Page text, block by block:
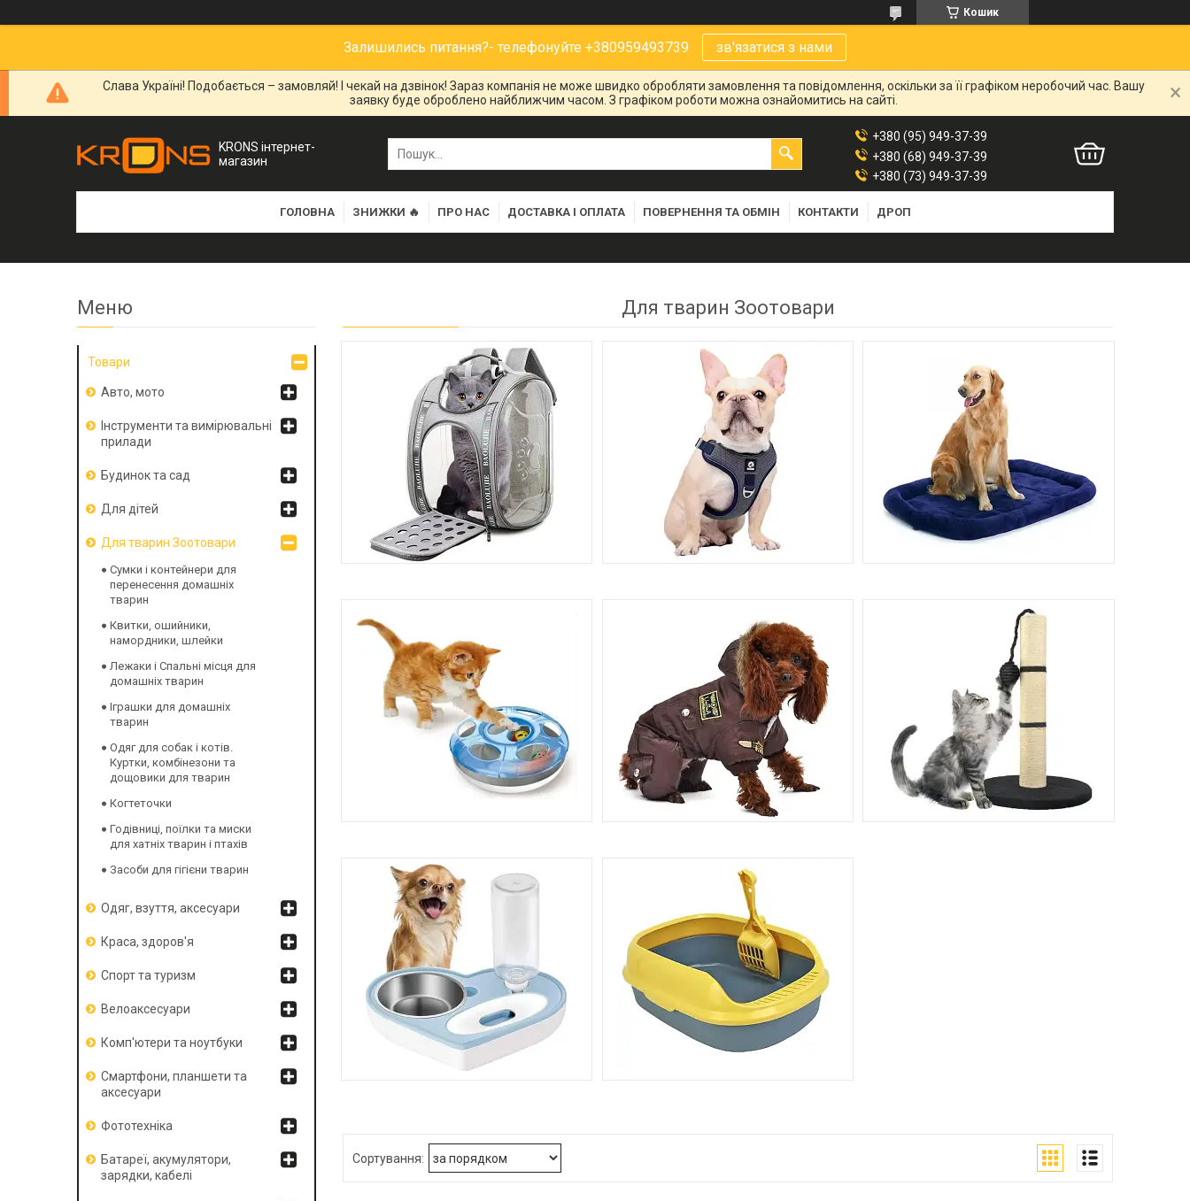
Кошик
Залишились питання?- телефонуйте +380959493739 зв'язатися з нами
Слава Україні! Подобається – замовляй! І чекай на дзвінок! Зараз компанія не може швидко обробляти замовлення та повідомлення, оскільки за її графіком неробочий час. Вашу
заявку буде оброблено найближчим часом. З графіком роботи можна ознайомитись на сайті.
KRONS інтернет-
магазин
+380 (95) 949-37-39
+380 (68) 949-37-39
+380 (73) 949-37-39
ГОЛОВНА ЗНИЖКИ 🔥 ПРО НАС ДОСТАВКА І ОПЛАТА ПОВЕРНЕННЯ ТА ОБМІН КОНТАКТИ ДРОП
Для тварин Зоотовари
ТВАРИН
Товари
Авто, мото
Інструменти та вимірювальні
прилади
Будинок та сад
Для дітей
Для тварин Зоотовари
Сумки і контейнери для
перенесення домашніх
тварин
Квитки, ошийники,
намордники, шлейки
Лежаки і Спальні місця для
домашніх тварин
Іграшки для домашніх
тварин
Одяг для собак і котів.
Куртки, комбінезони та
дощовики для тварин
Когтеточки
Годівниці, поїлки та миски
для хатніх тварин і птахів
Засоби для гігієни тварин
Одяг, взуття, аксесуари
Краса, здоров'я
Спорт та туризм
Велоаксесуари
Комп'ютери та ноутбуки
Смартфони, планшети та
аксесуари
Фототехніка
Батареї, акумулятори,
зарядки, кабелі